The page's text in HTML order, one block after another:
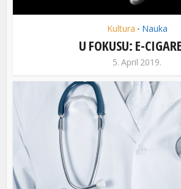
Kultura • Nauka
U FOKUSU: E-
5. April 2019.